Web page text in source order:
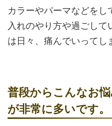
カラーやパーマなどを
入れのやり方や過ごし
は日々、痛んでいってし
普段からこんなお
が非常に多いです。